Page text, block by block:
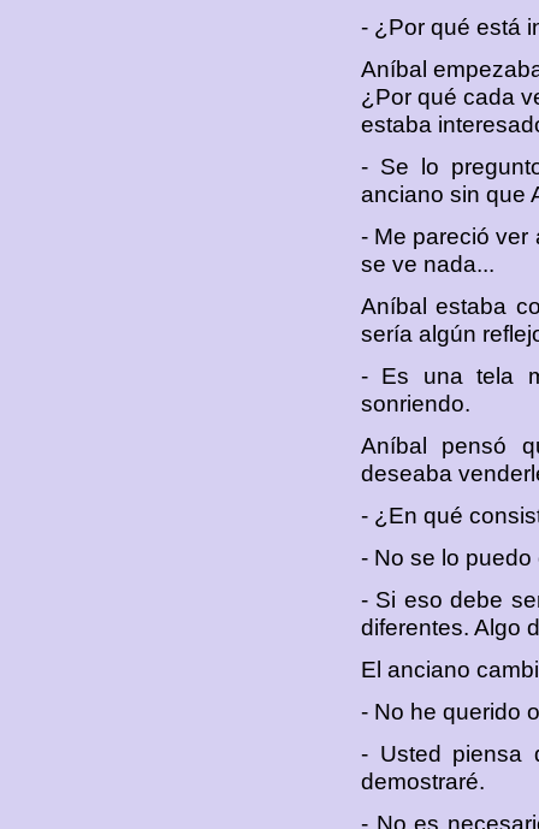
- ¿Por qué está
Aníbal
¿Por qué cada
estaba
- Se lo
anciano sin que
- Me pareció ver
se ve nada...
Aníbal estaba
sería algún
- Es una tela
sonriendo.
Aníbal pensó
deseaba
- ¿En qué
- No se lo
- Si eso debe
diferentes. Algo
El anciano
- No he querido
- Usted piensa
demostraré.
- No es